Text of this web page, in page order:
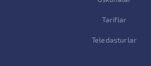
Tariflar
Teledasturlar